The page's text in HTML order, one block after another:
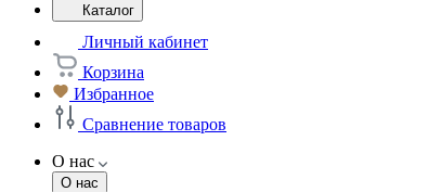
Каталог
Личный кабинет
Корзина
Избранное
Сравнение товаров
О нас
О нас